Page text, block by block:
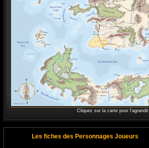
Cliquez sur la carte pour l'agrandir
Les fiches des Personnages Joueurs